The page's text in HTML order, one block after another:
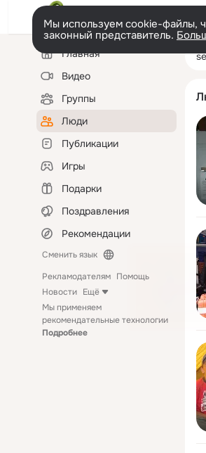
Мы используем cookie-файлы,
законный представитель.
Левая
колонкаГлавная
Видео
Группы
Люди
Публикации
Игры
Подарки
Поздравления
Рекомендации
Сменить язык
Рекламодателям Помощь
Новости Ещё
Мы применяем
рекомендательные технологии
Подробнее